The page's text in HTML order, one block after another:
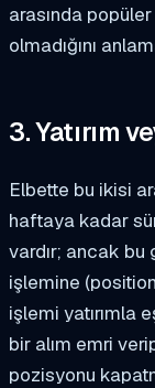
arasında
olmadığını
3. Yatırım
Elbette bu ikisi
haftaya kadar
vardır; ancak bu
işlemine
işlemi yatırımla
bir alım emri
pozisyonu